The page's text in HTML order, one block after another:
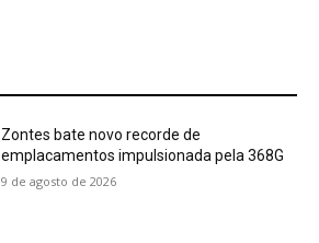
Zontes bate novo recorde de
emplacamentos impulsionada pela 368G
9 de agosto de 2026